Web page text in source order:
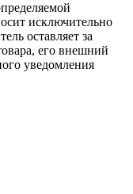
исключительно
оставляет за
его внешний
уведомления